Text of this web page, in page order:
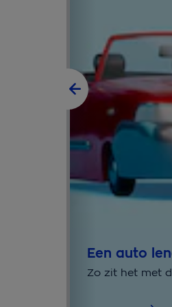
Een auto
Zo zit het met